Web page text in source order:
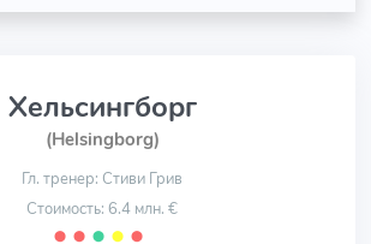
Хельсингборг
(Helsingborg)
Гл. тренер: Стиви Грив
Стоимость: 6.4 млн. €
⬤ ⬤ ⬤ ⬤ ⬤